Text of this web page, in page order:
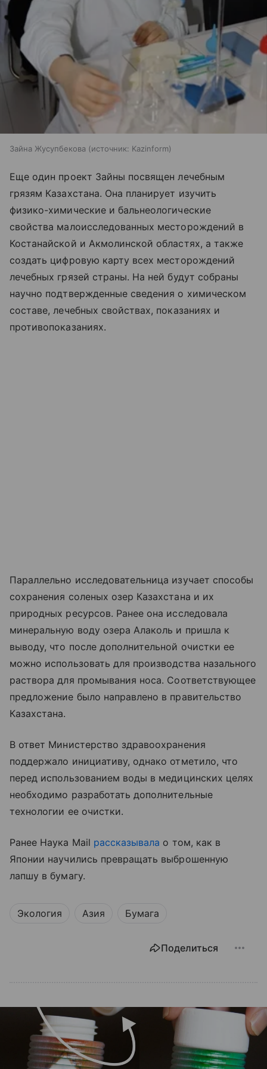
Зайна Жусупбекова источник: Kazinform
Еще один проект Зайны посвящен лечебным
грязям Казахстана. Она планирует изучить
физико-химические и бальнеологические
свойства малоисследованных месторождений в
Костанайской и Акмолинской областях, а также
создать цифровую карту всех месторождений
лечебных грязей страны. На ней будут собраны
научно подтвержденные сведения о химическом
составе, лечебных свойствах, показаниях и
противопоказаниях.
Параллельно исследовательница изучает способы
сохранения соленых озер Казахстана и их
природных ресурсов. Ранее она исследовала
минеральную воду озера Алаколь и пришла к
выводу, что после дополнительной очистки ее
можно использовать для производства назального
раствора для промывания носа. Соответствующее
предложение было направлено в правительство
Казахстана.
В ответ Министерство здравоохранения
поддержало инициативу, однако отметило, что
перед использованием воды в медицинских целях
необходимо разработать дополнительные
технологии ее очистки.
Ранее Наука Mail рассказывала о том, как в
Японии научились превращать выброшенную
лапшу в бумагу.
Экология Азия Бумага
Поделиться